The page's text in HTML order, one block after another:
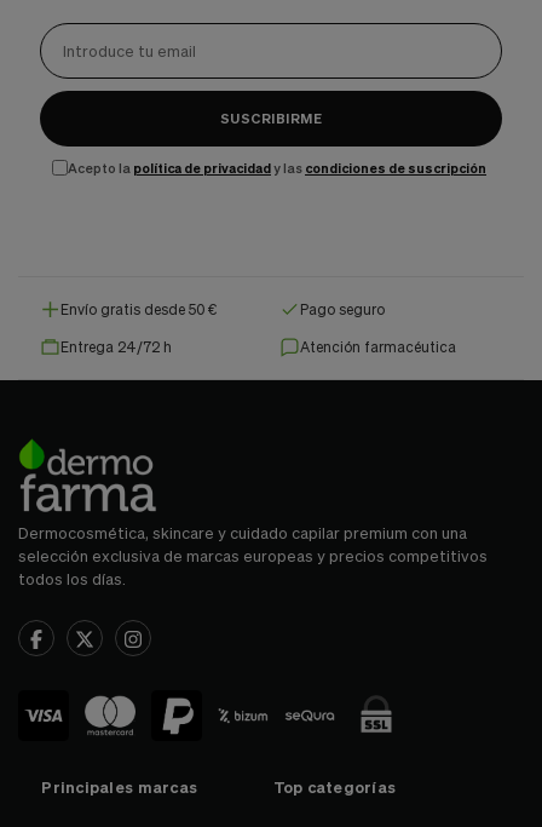
SUSCRIBIRME
Acepto la política de privacidady las condiciones de suscripción
Envío gratis desde 50 € Pago seguro
Entrega 24/72 h Atención farmacéutica
Dermocosmética, skincare y cuidado capilar premium con una
selección exclusiva de marcas europeas y precios competitivos
todos los días.
Principales marcas Top categorías